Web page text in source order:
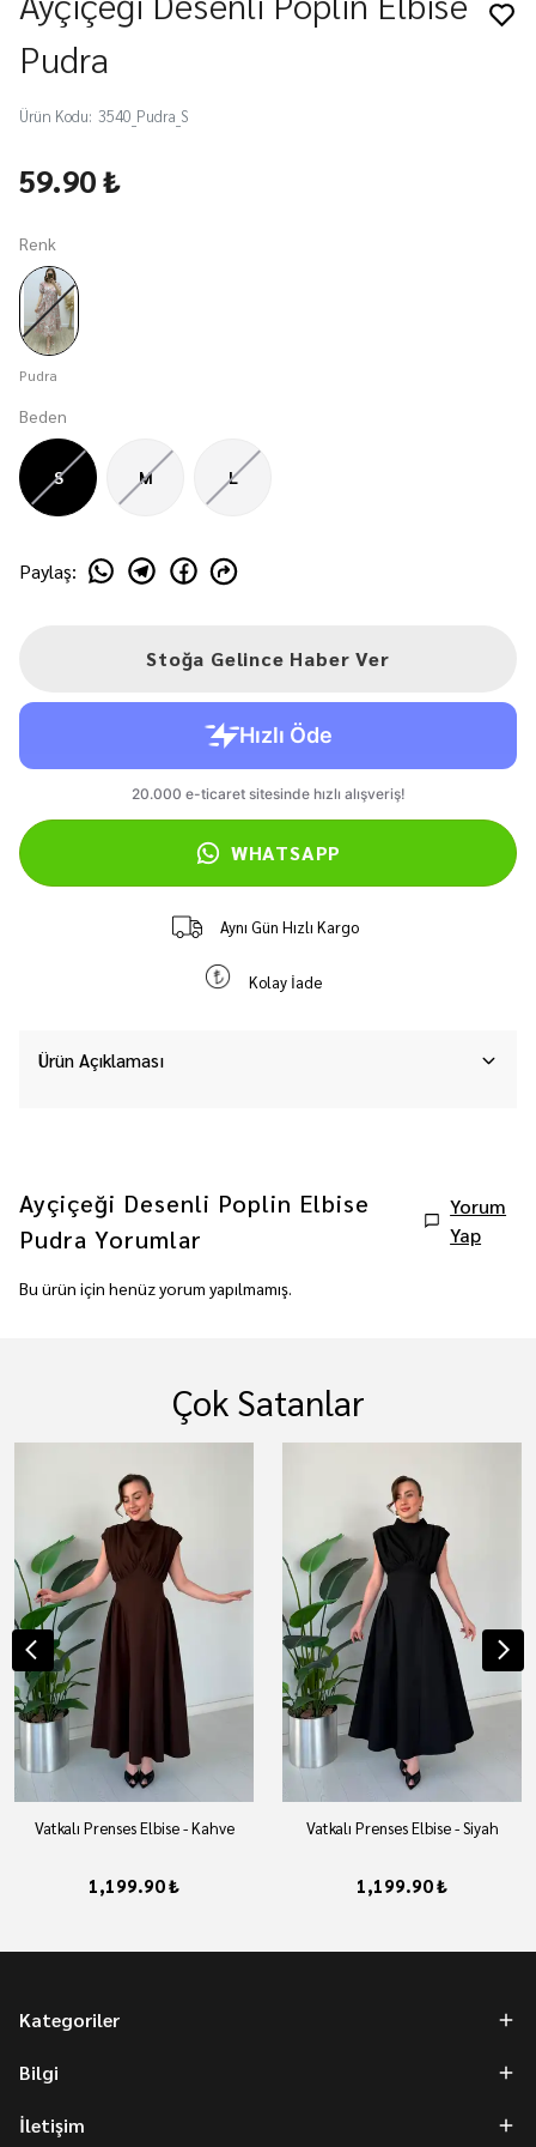
Pudra
Ürün Kodu: 3540_Pudra_S
59.90 ₺
Renk
Pudra
Beden
S M L
Paylaş:
Stoğa Gelince Haber Ver
WHATSAPP
Aynı Gün Hızlı Kargo
Kolay İade
Ürün Açıklaması
Ayçiçeği Desenli Poplin Elbise
Pudra Yorumlar
Yorum
Yap
Bu ürün için henüz yorum yapılmamış.
Çok Satanlar
Vatkalı Prenses Elbise - Kahve
1,199.90 ₺
Vatkalı Prenses Elbise - Siyah
1,199.90 ₺
Kategoriler
Bilgi
İletişim